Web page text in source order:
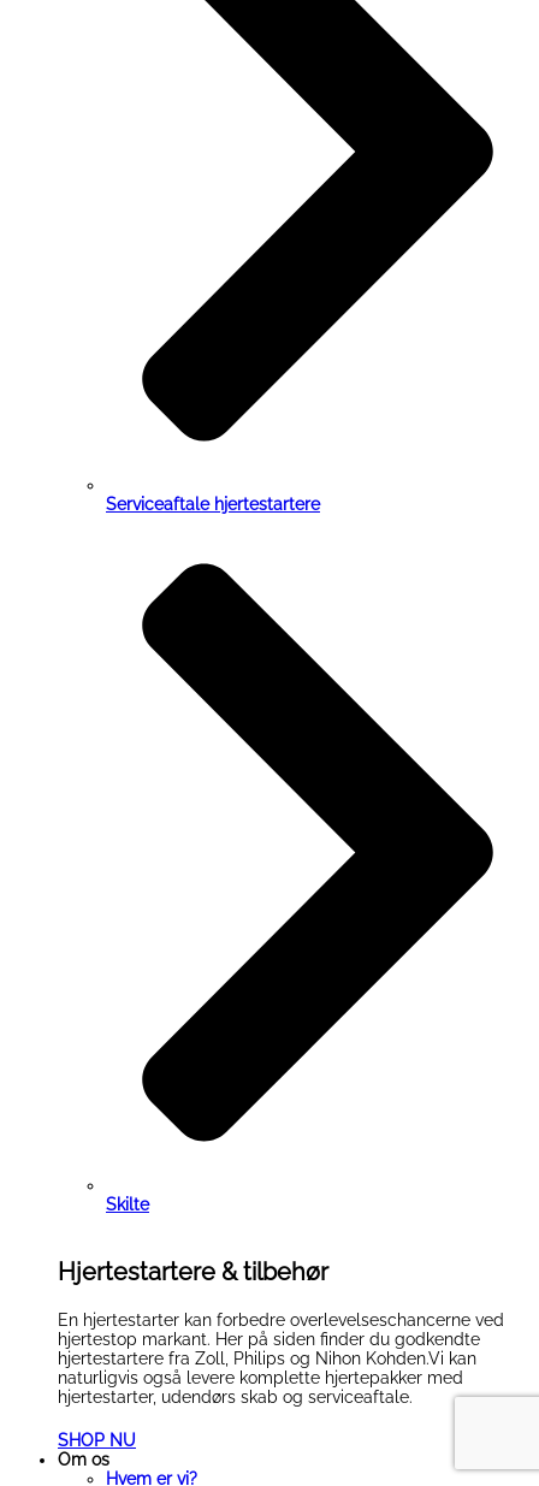
Serviceaftale hjertestartere
Skilte
Hjertestartere & tilbehør
En hjertestarter kan forbedre overlevelseschancerne ved
hjertestop markant. Her på siden finder du godkendte
hjertestartere fra Zoll, Philips og Nihon Kohden.Vi kan
naturligvis også levere komplette hjertepakker med
hjertestarter, udendørs skab og serviceaftale.
SHOP NU
Om os
Hvem er vi?